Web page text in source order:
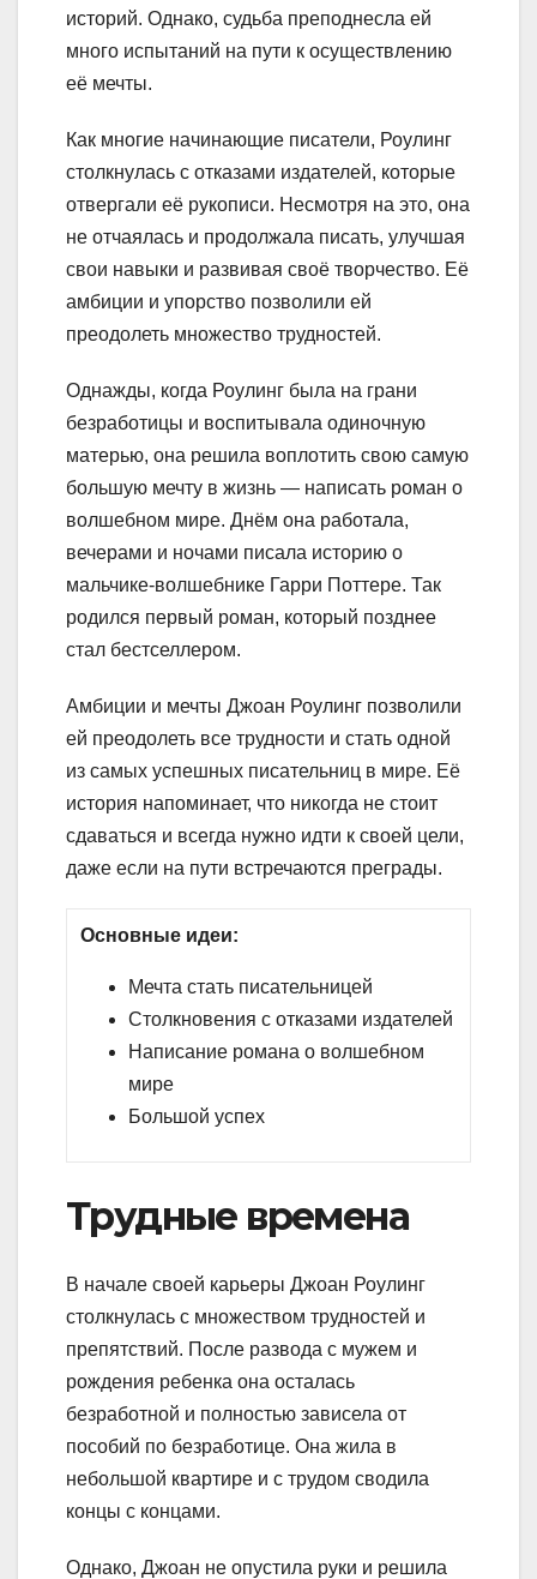
историй. Однако, судьба преподнесла ей
много испытаний на пути к осуществлению
её мечты.
Как многие начинающие писатели, Роулинг
столкнулась с отказами издателей, которые
отвергали её рукописи. Несмотря на это, она
не отчаялась и продолжала писать, улучшая
свои навыки и развивая своё творчество. Её
амбиции и упорство позволили ей
преодолеть множество трудностей.
Однажды, когда Роулинг была на грани
безработицы и воспитывала одиночную
матерью, она решила воплотить свою самую
большую мечту в жизнь — написать роман о
волшебном мире. Днём она работала,
вечерами и ночами писала историю о
мальчике-волшебнике Гарри Поттере. Так
родился первый роман, который позднее
стал бестселлером.
Амбиции и мечты Джоан Роулинг позволили
ей преодолеть все трудности и стать одной
из самых успешных писательниц в мире. Её
история напоминает, что никогда не стоит
сдаваться и всегда нужно идти к своей цели,
даже если на пути встречаются преграды.
Основные идеи:
Мечта стать писательницей
Столкновения с отказами издателей
Написание романа о волшебном
мире
Большой успех
Трудные времена
В начале своей карьеры Джоан Роулинг
столкнулась с множеством трудностей и
препятствий. После развода с мужем и
рождения ребенка она осталась
безработной и полностью зависела от
пособий по безработице. Она жила в
небольшой квартире и с трудом сводила
концы с концами.
Однако, Джоан не опустила руки и решила